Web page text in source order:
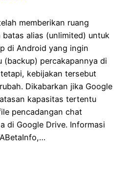
memberikan ruang
batas alias (unlimited) untuk
di Android yang ingin
(backup) percakapannya di
kebijakan tersebut
Dikabarkan jika Google
kapasitas tertentu
pencadangan chat
di Google Drive. Informasi